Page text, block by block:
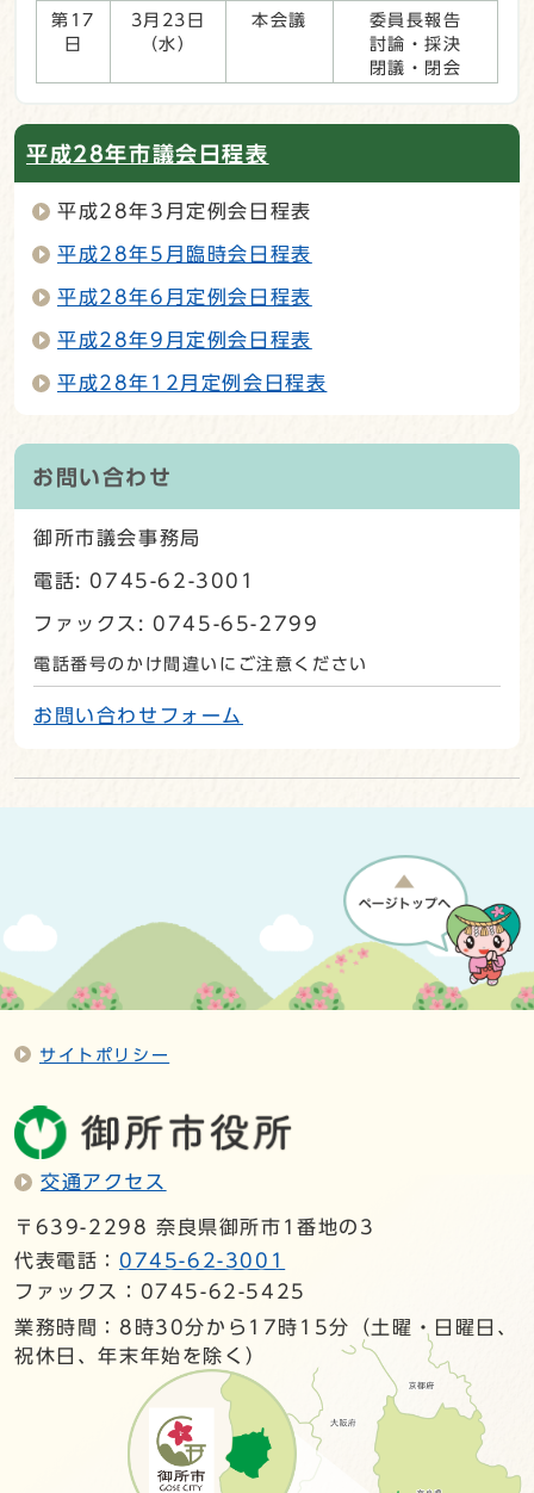
第17
日
3月23日
（水）
本会議
委員長報告
討論・採決
閉議・閉会
平成28年市議会日程表
平成28年3月定例会日程表
平成28年5月臨時会日程表
平成28年6月定例会日程表
平成28年9月定例会日程表
平成28年12月定例会日程表
お問い合わせ
御所市議会事務局
電話: 0745-62-3001
ファックス: 0745-65-2799
電話番号のかけ間違いにご注意ください
お問い合わせフォーム
サイトポリシー
交通アクセス
〒639-2298 奈良県御所市1番地の3
代表電話： 0745-62-3001
ファックス：0745-62-5425
業務時間：8時30分から17時15分（土曜・日曜日、
祝休日、年末年始を除く）